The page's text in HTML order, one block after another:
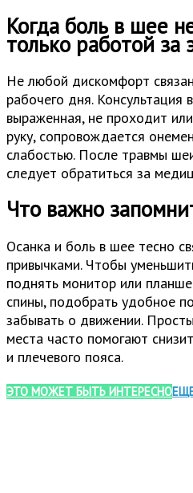
Когда боль в шее
только работой за
Не любой дискомфорт
рабочего дня. Консультация
выраженная, не проходит
руку, сопровождается
слабостью. После травмы
следует обратиться за
Что важно
Осанка и боль в шее тесно
привычками. Чтобы
поднять монитор или
спины, подобрать удобное
забывать о движении.
места часто помогают
и плечевого пояса.
ЭТО МОЖЕТ БЫТЬ ИНТЕРЕСНО